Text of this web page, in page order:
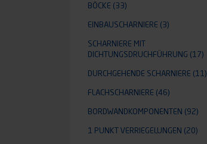
BÖCKE (33)
EINBAUSCHARNIERE (3)
SCHARNIERE MIT
DICHTUNGSDRUCHFÜHRUNG (17)
DURCHGEHENDE SCHARNIERE (11)
FLACHSCHARNIERE (46)
BORDWANDKOMPONENTEN (92)
1 PUNKT VERRIEGELUNGEN (20)